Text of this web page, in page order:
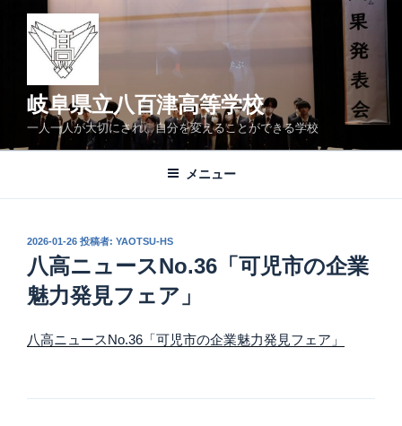
プ
岐阜県立八百津高等学校
一人一人が大切にされ、自分を変えることができる学校
メニュー
投
稿
日:
2026-01-26 投稿者: YAOTSU-HS
八高ニュースNo.36「可児市の企業
魅力発見フェア」
八高ニュースNo.36「可児市の企業魅力発見フェア」